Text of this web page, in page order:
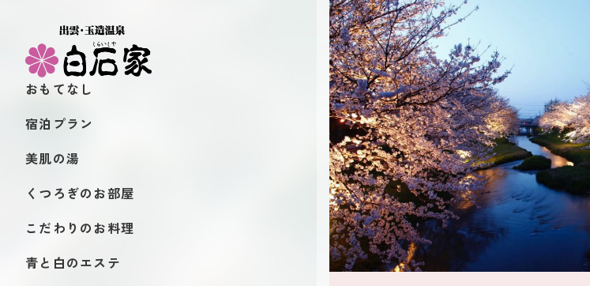
おもてなし
宿泊プラン
美肌の湯
くつろぎのお部屋
こだわりのお料理
青と白のエステ